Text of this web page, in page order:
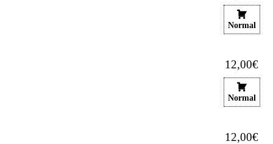
Normal
12,00€
Normal
12,00€